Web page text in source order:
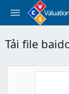
Tải file